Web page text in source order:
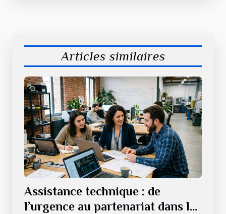
Articles similaires
Assistance technique : de
l’urgence au partenariat dans la